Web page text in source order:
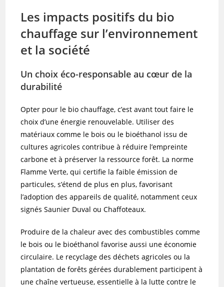
Les impacts positifs du bio
chauffage sur l’environnement
et la société
Un choix éco-responsable au cœur de la
durabilité
Opter pour le bio chauffage, c’est avant tout faire le
choix d’une énergie renouvelable. Utiliser des
matériaux comme le bois ou le bioéthanol issu de
cultures agricoles contribue à réduire l’empreinte
carbone et à préserver la ressource forêt. La norme
Flamme Verte, qui certifie la faible émission de
particules, s’étend de plus en plus, favorisant
l’adoption des appareils de qualité, notamment ceux
signés Saunier Duval ou Chaffoteaux.
Produire de la chaleur avec des combustibles comme
le bois ou le bioéthanol favorise aussi une économie
circulaire. Le recyclage des déchets agricoles ou la
plantation de forêts gérées durablement participent à
une chaîne vertueuse, essentielle à la lutte contre le